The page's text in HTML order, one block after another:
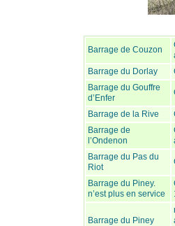
Barrage de Couzon
Barrage du Dorlay
Barrage du Gouffre
d’Enfer
Barrage de la Rive
Barrage de
l’Ondenon
Barrage du Pas du
Riot
Barrage du Piney.
n’est plus en service
Barrage du Piney